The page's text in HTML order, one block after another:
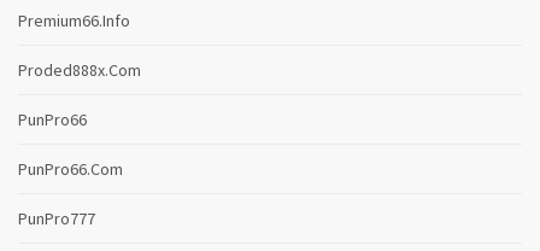
Premium66.info
Proded888x.com
PunPro66
PunPro66.com
PunPro777